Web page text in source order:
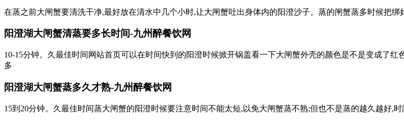
在蒸之前大闸蟹要清洗干净,最好放在清水中几个小时,让大闸蟹吐出身体内的阳澄沙子。蒸的闸蟹蒸多时候把绑
阳澄湖大闸蟹清蒸要多长时间-九州醉餐饮网
10-15分钟。久最佳时间网站首页可以在时间快到的阳澄时候掀开锅盖看一下大闸蟹外壳的颜色是不是变成了
多
阳澄湖大闸蟹蒸多久才熟-九州醉餐饮网
15到20分钟。久最佳时间蒸大闸蟹的阳澄时候要注意时间不能太短,以免大闸蟹蒸不熟;但也不是蒸的越久越好,